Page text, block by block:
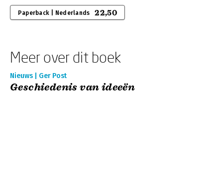
Paperback | Nederlands 22,50
Meer over dit boek
Nieuws | Ger Post
Geschiedenis van ideeën